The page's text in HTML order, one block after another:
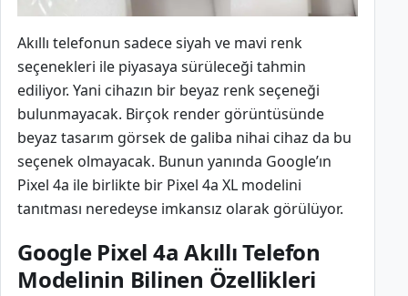
Akıllı telefonun sadece siyah ve mavi renk
seçenekleri ile piyasaya sürüleceği tahmin
ediliyor. Yani cihazın bir beyaz renk seçeneği
bulunmayacak. Birçok render görüntüsünde
beyaz tasarım görsek de galiba nihai cihaz da bu
seçenek olmayacak. Bunun yanında Google’ın
Pixel 4a ile birlikte bir Pixel 4a XL modelini
tanıtması neredeyse imkansız olarak görülüyor.
Google Pixel 4a Akıllı Telefon
Modelinin Bilinen Özellikleri